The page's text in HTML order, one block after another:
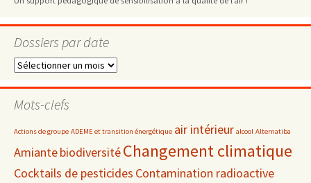
Dossiers par date
Dossiers
date
Mots-clefs
Actions de groupe ADEME et transition énergétique air intérieur alcool Alternatiba
AmiantebiodiversitéChangement climatique
Cocktails de pesticides Contamination radioactive